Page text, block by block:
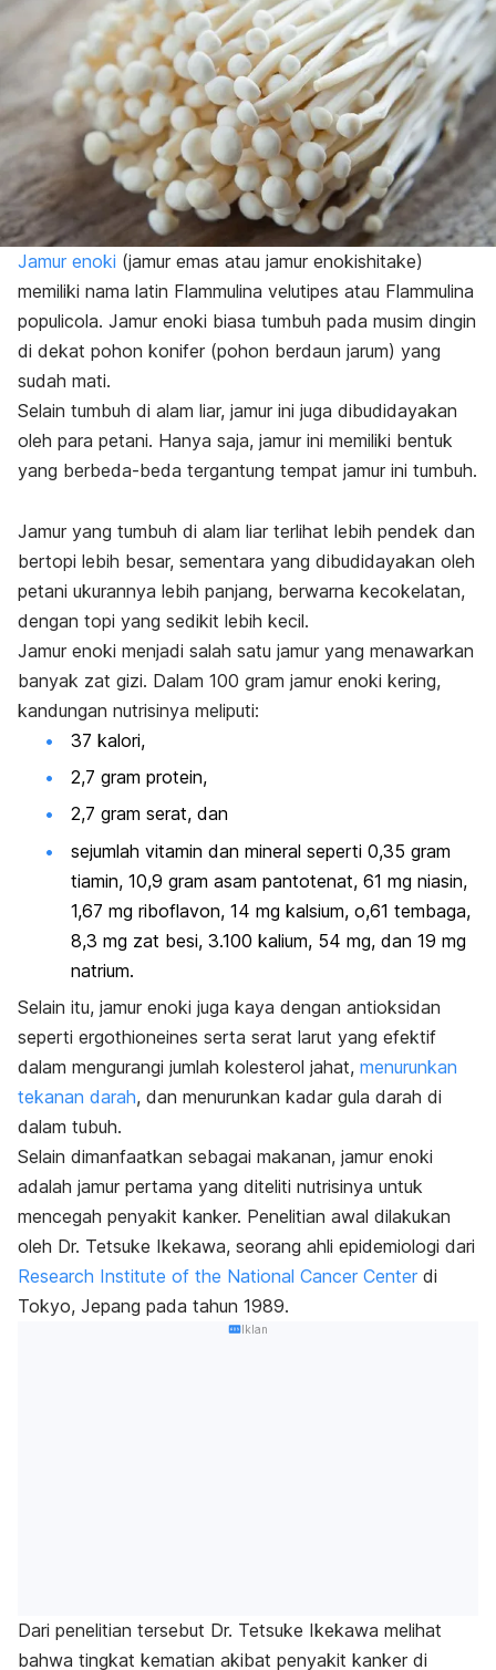
Jamur enoki (jamur emas atau jamur enokishitake)
memiliki nama latin Flammulina velutipes atau Flammulina
populicola. Jamur enoki biasa tumbuh pada musim dingin
di dekat pohon konifer (pohon berdaun jarum) yang
sudah mati.
Selain tumbuh di alam liar, jamur ini juga dibudidayakan
oleh para petani. Hanya saja, jamur ini memiliki bentuk
yang berbeda-beda tergantung tempat jamur ini tumbuh.
Jamur yang tumbuh di alam liar terlihat lebih pendek dan
bertopi lebih besar, sementara yang dibudidayakan oleh
petani ukurannya lebih panjang, berwarna kecokelatan,
dengan topi yang sedikit lebih kecil.
Jamur enoki menjadi salah satu jamur yang menawarkan
banyak zat gizi. Dalam 100 gram jamur enoki kering,
kandungan nutrisinya meliputi:
37 kalori,
2,7 gram protein,
2,7 gram serat, dan
sejumlah vitamin dan mineral seperti 0,35 gram
tiamin, 10,9 gram asam pantotenat, 61 mg niasin,
1,67 mg riboflavon, 14 mg kalsium, o,61 tembaga,
8,3 mg zat besi, 3.100 kalium, 54 mg, dan 19 mg
natrium.
Selain itu, jamur enoki juga kaya dengan antioksidan
seperti ergothioneines serta serat larut yang efektif
dalam mengurangi jumlah kolesterol jahat, menurunkan
tekanan darah, dan menurunkan kadar gula darah di
dalam tubuh.
Selain dimanfaatkan sebagai makanan, jamur enoki
adalah jamur pertama yang diteliti nutrisinya untuk
mencegah penyakit kanker. Penelitian awal dilakukan
oleh Dr. Tetsuke Ikekawa, seorang ahli epidemiologi dari
Research Institute of the National Cancer Center di
Tokyo, Jepang pada tahun 1989.
Iklan
Dari penelitian tersebut Dr. Tetsuke Ikekawa melihat
bahwa tingkat kematian akibat penyakit kanker di